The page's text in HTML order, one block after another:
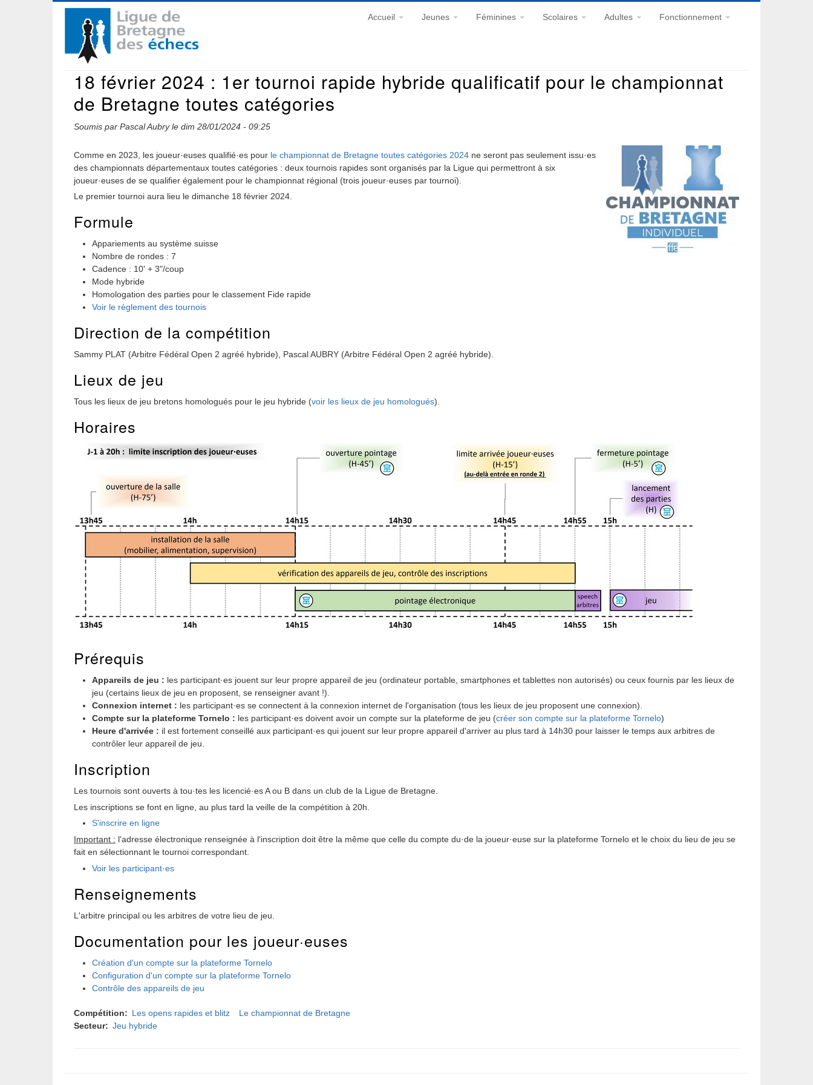
Navigation
principale
Accueil Jeunes Féminines Scolaires Adultes Fonctionnement
18 février 2024 : 1er tournoi rapide hybride qualificatif pour le championnat
de Bretagne toutes catégories
Soumis par Pascal Aubryle dim 28/01/2024 - 09:25
Comme en 2023, les joueur·euses qualifié·es pour le championnat de Bretagne toutes catégories 2024 ne seront pas seulement issu·es
des championnats départementaux toutes catégories : deux tournois rapides sont organisés par la Ligue qui permettront à six
joueur·euses de se qualifier également pour le championnat régional (trois joueur·euses par tournoi).
Le premier tournoi aura lieu le dimanche 18 février 2024.
Formule
Appariements au système suisse
Nombre de rondes : 7
Cadence : 10' + 3"/coup
Mode hybride
Homologation des parties pour le classement Fide rapide
Voir le règlement des tournois
Direction de la compétition
Sammy PLAT (Arbitre Fédéral Open 2 agréé hybride), Pascal AUBRY (Arbitre Fédéral Open 2 agréé hybride).
Lieux de jeu
Tous les lieux de jeu bretons homologués pour le jeu hybride (voir les lieux de jeu homologués).
Horaires
Prérequis
Appareils de jeu : les participant·es jouent sur leur propre appareil de jeu (ordinateur portable, smartphones et tablettes non autorisés) ou ceux fournis par les lieux de
jeu (certains lieux de jeu en proposent, se renseigner avant !).
Connexion internet : les participant·es se connectent à la connexion internet de l'organisation (tous les lieux de jeu proposent une connexion).
Compte sur la plateforme Tornelo : les participant·es doivent avoir un compte sur la plateforme de jeu (créer son compte sur la plateforme Tornelo)
Heure d'arrivée : il est fortement conseillé aux participant·es qui jouent sur leur propre appareil d'arriver au plus tard à 14h30 pour laisser le temps aux arbitres de
contrôler leur appareil de jeu.
Inscription
Les tournois sont ouverts à tou·tes les licencié·es A ou B dans un club de la Ligue de Bretagne.
Les inscriptions se font en ligne, au plus tard la veille de la compétition à 20h.
S'inscrire en ligne
Important : l'adresse électronique renseignée à l'inscription doit être la même que celle du compte du·de la joueur·euse sur la plateforme Tornelo et le choix du lieu de jeu se
fait en sélectionnant le tournoi correspondant.
Voir les participant·es
Renseignements
L'arbitre principal ou les arbitres de votre lieu de jeu.
Documentation pour les joueur·euses
Création d'un compte sur la plateforme Tornelo
Configuration d'un compte sur la plateforme Tornelo
Contrôle des appareils de jeu
Compétition Les opens rapides et blitz
Le championnat de Bretagne
Secteur
Jeu hybride